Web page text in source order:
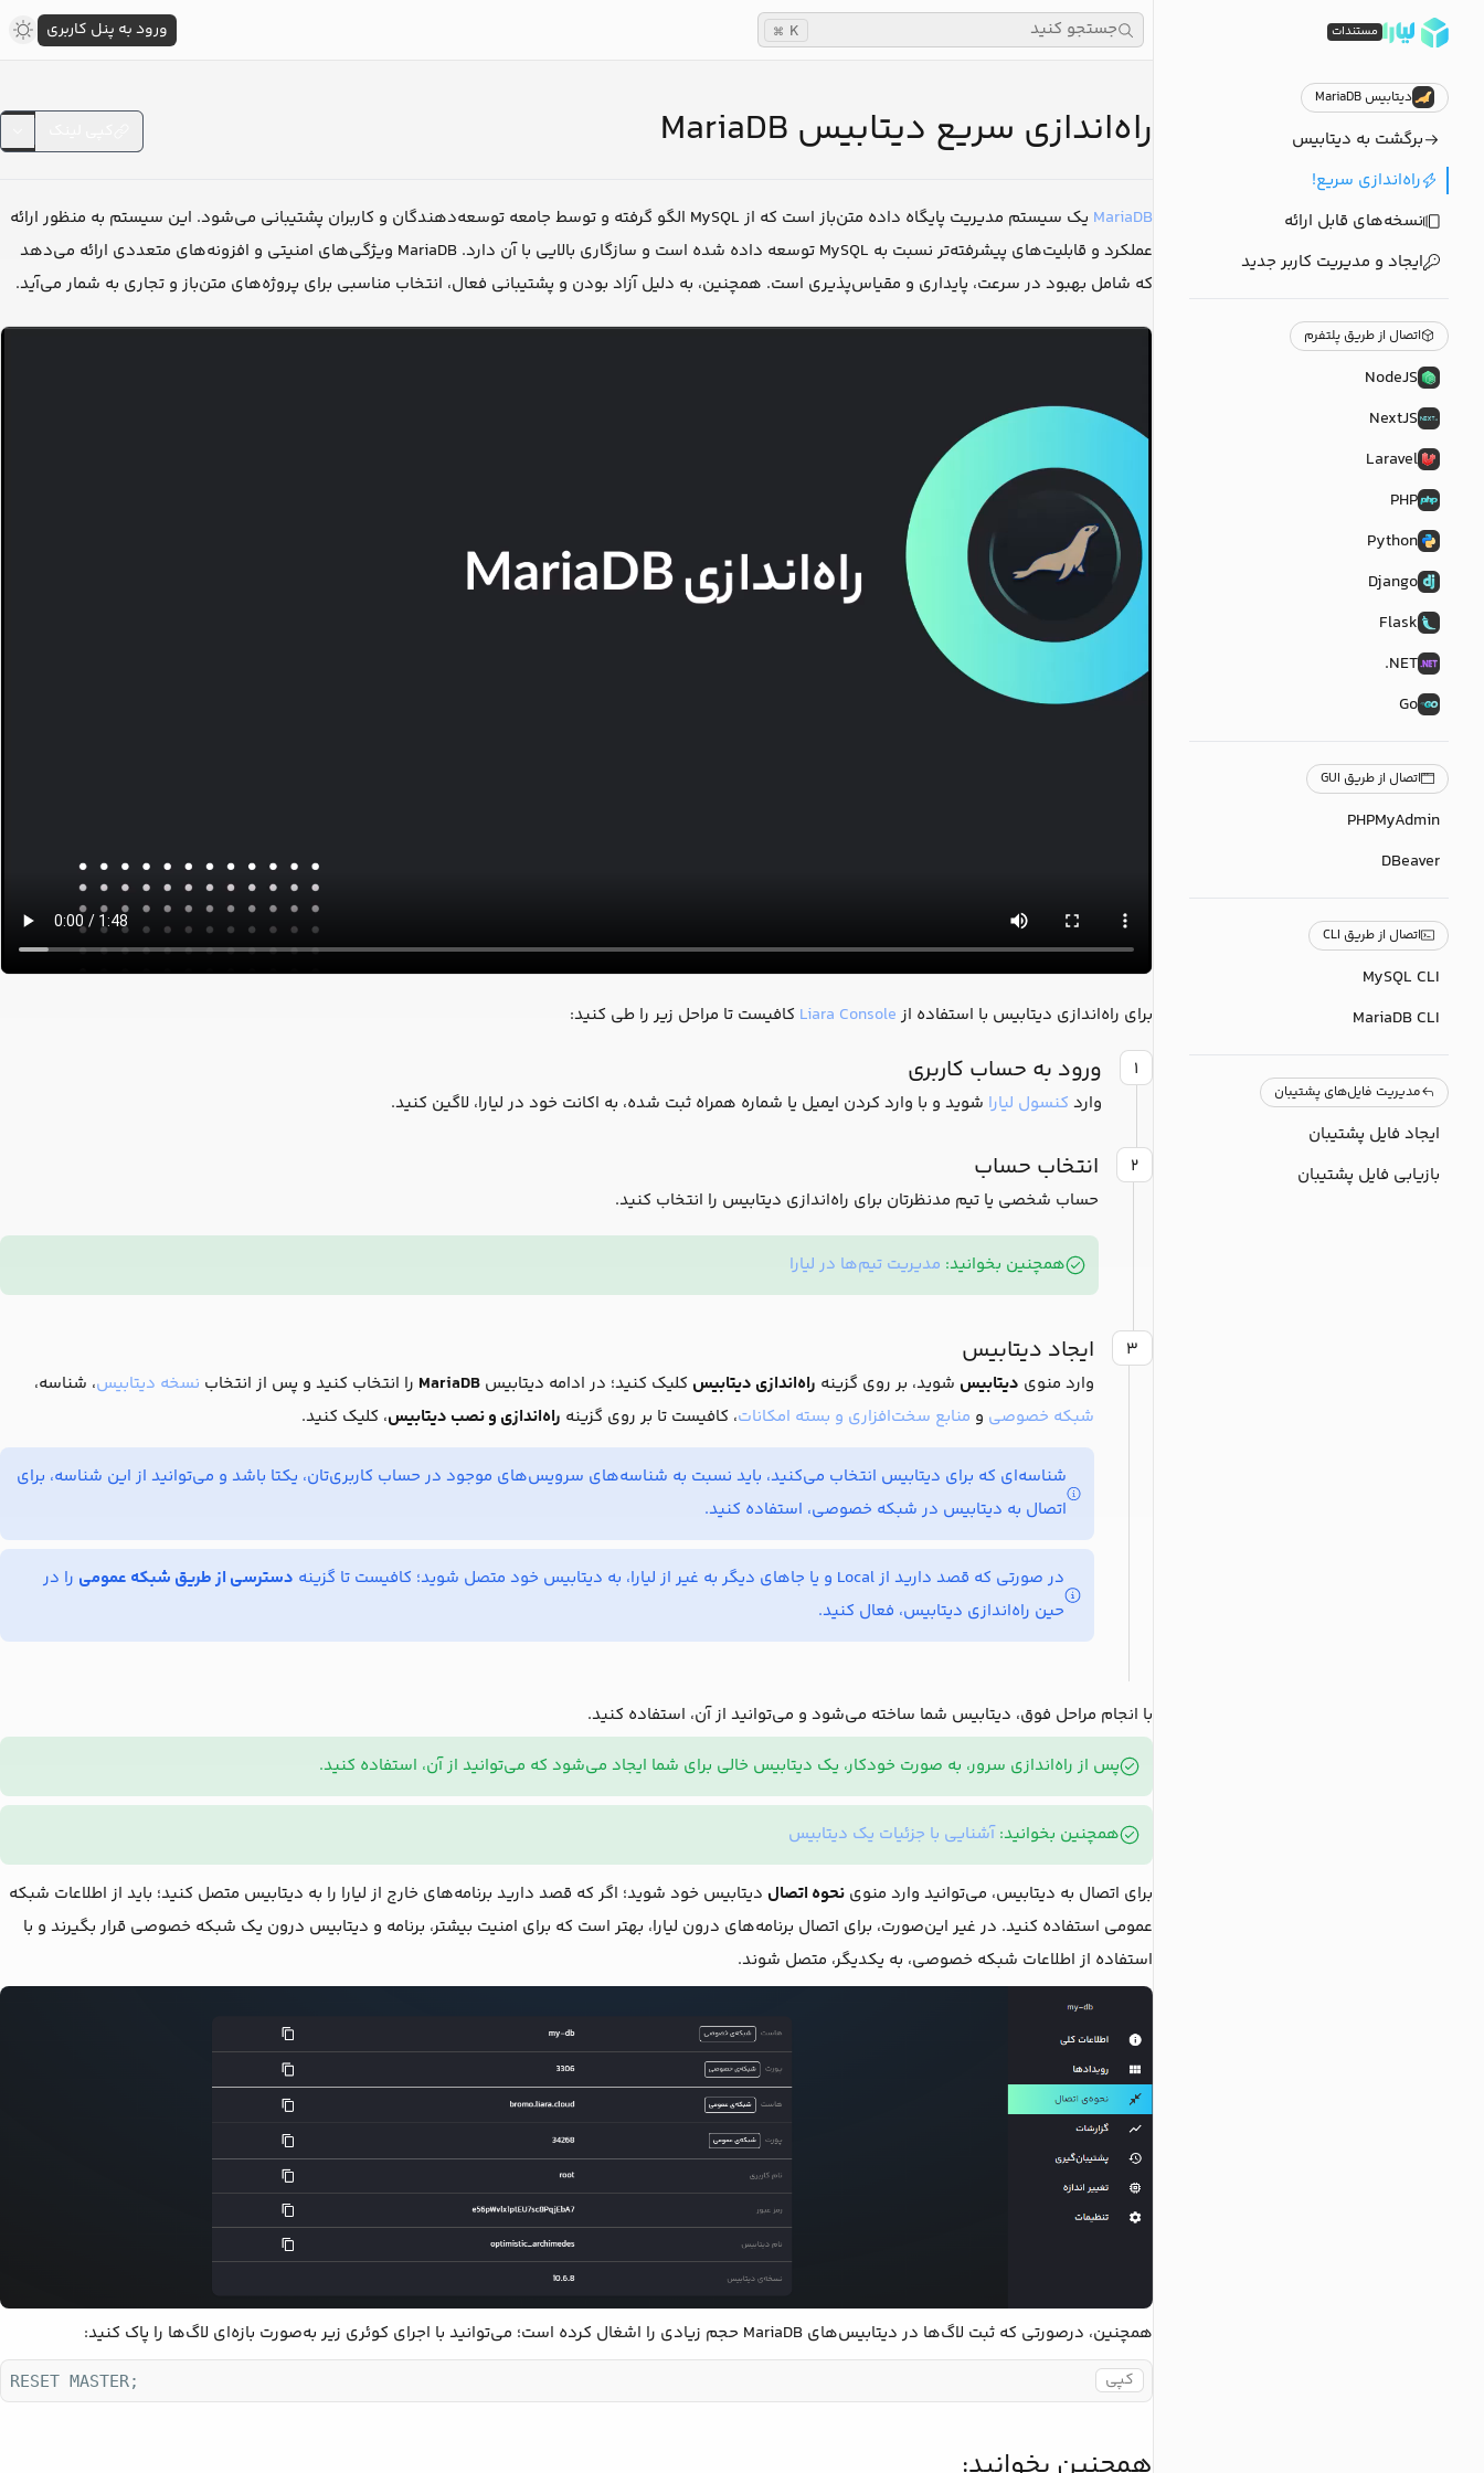
مستندات
دیتابیس MariaDB
برگشت به دیتابیس
راه‌اندازی سریع!
نسخه‌های قابل ارائه
ایجاد و مدیریت کاربر جدید
اتصال از طریق پلتفرم
NodeJS
NextJS
Laravel
PHP
Python
Django
Flask
NET.
Go
اتصال از طریق GUI
PHPMyAdmin
DBeaver
اتصال از طریق CLI
MySQL CLI
MariaDB CLI
مدیریت فایل‌های پشتیبان
ایجاد فایل پشتیبان
بازیابی فایل پشتیبان
راه‌اندازی سریع دیتابیس MariaDB
MariaDB
یک سیستم مدیریت پایگاه داده متن‌باز است که از MySQL الگو گرفته و توسط جامعه توسعه‌دهندگان و کاربران پشتیبانی می‌شود. این سیستم به منظور ارائه
عملکرد و قابلیت‌های پیشرفته‌تر نسبت به MySQL توسعه داده شده است و سازگاری بالایی با آن دارد. MariaDB ویژگی‌های امنیتی و افزونه‌های متعددی ارائه می‌دهد
که شامل بهبود در سرعت، پایداری و مقیاس‌پذیری است. همچنین، به دلیل آزاد بودن و پشتیبانی فعال، انتخاب مناسبی برای پروژه‌های متن‌باز و تجاری به شمار می‌آید.
برای راه‌اندازی دیتابیس با استفاده ازLiara Console کافیست تا مراحل زیر را طی کنید:
۱ ورود به حساب کاربری
وارد کنسول لیارا شوید و با وارد کردن ایمیل یا شماره همراه ثبت شده، به اکانت خود در لیارا، لاگین کنید.
۲ انتخاب حساب
حساب شخصی یا تیم مدنظرتان برای راه‌اندازی دیتابیس را انتخاب کنید.
همچنین بخوانید: مدیریت تیم‌ها در لیارا
۳ ایجاد دیتابیس
وارد منوی دیتابیس شوید، بر روی گزینه راه‌اندازی دیتابیس کلیک کنید؛ در ادامه دیتابیس MariaDB را انتخاب کنید و پس از انتخاب نسخه دیتابیس، شناسه،
شبکه خصوصی و منابع سخت‌افزاری و بسته امکانات، کافیست تا بر روی گزینه راه‌اندازی و نصب دیتابیس، کلیک کنید.
شناسه‌ای که برای دیتابیس انتخاب می‌کنید، باید نسبت به شناسه‌های سرویس‌های موجود در حساب کاربری‌تان، یکتا باشد و می‌توانید از این شناسه، برای
اتصال به دیتابیس در شبکه خصوصی، استفاده کنید.
در صورتی که قصد دارید از Local و یا جاهای دیگر به غیر از لیارا، به دیتابیس خود متصل شوید؛ کافیست تا گزینه دسترسی از طریق شبکه عمومی را در
حین راه‌اندازی دیتابیس، فعال کنید.
با انجام مراحل فوق، دیتابیس شما ساخته می‌شود و می‌توانید از آن، استفاده کنید.
پس از راه‌اندازی سرور، به صورت خودکار، یک دیتابیس خالی برای شما ایجاد می‌شود که می‌توانید از آن، استفاده کنید.
همچنین بخوانید:آشنایی با جزئیات یک دیتابیس
برای اتصال به دیتابیس، می‌توانید وارد منوی نحوه اتصال دیتابیس خود شوید؛ اگر که قصد دارید برنامه‌های خارج از لیارا را به دیتابیس متصل کنید؛ باید از اطلاعات شبکه
عمومی استفاده کنید. در غیر این‌صورت، برای اتصال برنامه‌های درون لیارا، بهتر است که برای امنیت بیشتر، برنامه و دیتابیس درون یک شبکه خصوصی قرار بگیرند و با
استفاده از اطلاعات شبکه خصوصی، به یکدیگر، متصل شوند.
همچنین، درصورتی که ثبت لاگ‌ها در دیتابیس‌های MariaDB حجم زیادی را اشغال کرده است؛ می‌توانید با اجرای کوئری زیر به‌صورت بازه‌ای لاگ‌ها را پاک کنید:
کپی RESET MASTER;
جستجو کنید K
⌘ ورود به پنل کاربری